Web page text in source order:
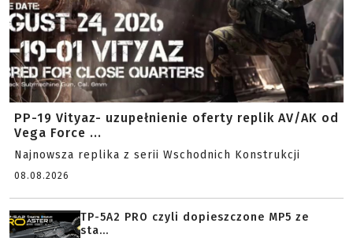
PP-19 Vityaz- uzupełnienie oferty replik AV/AK od
Vega Force ...
Najnowsza replika z serii Wschodnich Konstrukcji
08.08.2026
TP-5A2 PRO czyli dopieszczone MP5 ze
sta...